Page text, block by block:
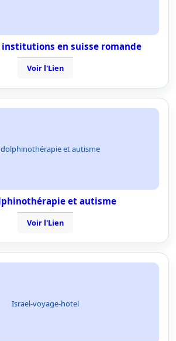
institutions en suisse romande
Voir l'Lien
dolphinothérapie et autisme
et autisme
Voir l'Lien
Israel-voyage-hotel